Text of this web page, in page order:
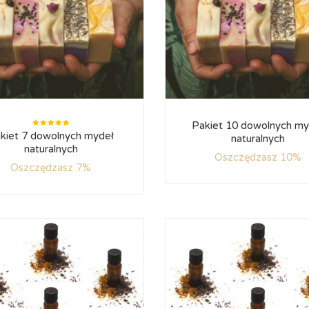
Oceniono
5.00na
7 dowolnych mydeł
naturalnych
Oszczędzasz 7%
Pakiet 10 dowolnych
naturalnych
Oszczędzasz 10%